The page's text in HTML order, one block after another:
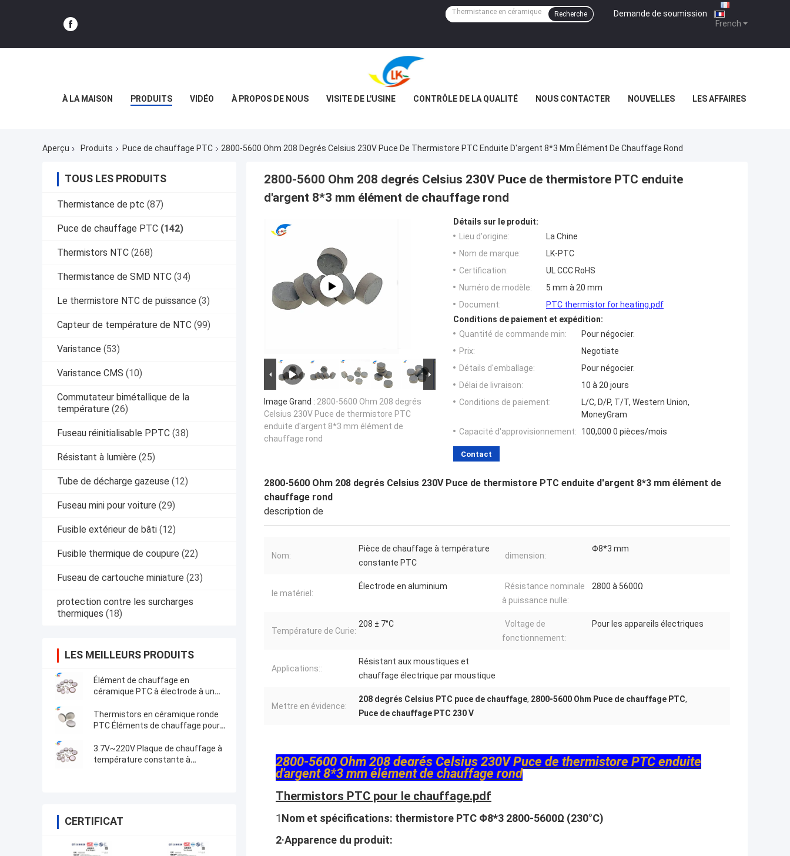
French
Demande de soumission |
Recherche
À LA MAISON PRODUITS VIDÉO À PROPOS DE NOUS VISITE DE L'USINE CONTRÔLE DE LA QUALITÉ NOUS CONTACTER NOUVELLES LES AFFAIRES
Aperçu Produits Puce de chauffage PTC 2800-5600 Ohm 208 Degrés Celsius 230V Puce De Thermistore PTC Enduite D'argent 8*3 Mm Élément De Chauffage Rond
TOUS LES PRODUITS
Thermistance de ptc (87)
Puce de chauffage PTC (142)
Thermistors NTC (268)
Thermistance de SMD NTC (34)
Le thermistore NTC de puissance (3)
Capteur de température de NTC (99)
Varistance (53)
Varistance CMS (10)
Commutateur bimétallique de la
température (26)
Fuseau réinitialisable PPTC (38)
Résistant à lumière (25)
Tube de décharge gazeuse (12)
Fuseau mini pour voiture (29)
Fusible extérieur de bâti (12)
Fusible thermique de coupure (22)
Fuseau de cartouche miniature (23)
protection contre les surcharges
thermiques (18)
LES MEILLEURS PRODUITS
Élément de chauffage en
céramique PTC à électrode à un
compact
Thermistors en céramique ronde
PTC Éléments de chauffage pour
automobile Pellets de qualité
supérieure
3.7V~220V Plaque de chauffage à
température constante à
CERTIFICAT
2800-5600 Ohm 208 degrés Celsius 230V Puce de thermistore PTC enduite
d'argent 8*3 mm élément de chauffage rond
Image Grand : 2800-5600 Ohm 208 degrés
Celsius 230V Puce de thermistore PTC
enduite d'argent 8*3 mm élément de
chauffage rond
Détails sur le produit:
Lieu d'origine:
La Chine
Nom de marque:
LK-PTC
Certification:
UL CCC RoHS
Numéro de modèle:
5 mm à 20 mm
Document:
PTC thermistor for heating.pdf
Conditions de paiement et expédition:
Quantité de commande min:
Pour négocier.
Prix:
Negotiate
Détails d'emballage:
Pour négocier.
Délai de livraison:
10 à 20 jours
Conditions de paiement:
L/C, D/P, T/T, Western Union,
MoneyGram
Capacité d'approvisionnement:
100,000 0 pièces/mois
Contact
2800-5600 Ohm 208 degrés Celsius 230V Puce de thermistore PTC enduite d'argent 8*3 mm élément de
chauffage rond
description de
Nom:
Pièce de chauffage à température
constante PTC
dimension:
Φ8*3 mm
le matériel:
Électrode en aluminium
Résistance nominale
à puissance nulle:
2800 à 5600Ω
Température de Curie:
208 ± 7°C
Voltage de
fonctionnement:
Pour les appareils électriques
Applications::
Résistant aux moustiques et
chauffage électrique par moustique
Mettre en évidence:
208 degrés Celsius PTC puce de chauffage, 2800-5600 Ohm Puce de chauffage PTC,
Puce de chauffage PTC 230 V
2800-5600 Ohm 208 degrés Celsius 230V Puce de thermistore PTC enduite
d'argent 8*3 mm élément de chauffage rond
Thermistors PTC pour le chauffage.pdf
1Nom et spécifications: thermistore PTC Φ8*3 2800-5600Ω (230°C)
2·Apparence du produit: